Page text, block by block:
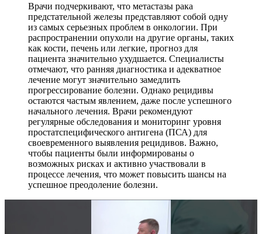
Врачи подчеркивают, что метастазы рака
предстательной железы представляют собой одну
из самых серьезных проблем в онкологии. При
распространении опухоли на другие органы, таких
как кости, печень или легкие, прогноз для
пациента значительно ухудшается. Специалисты
отмечают, что ранняя диагностика и адекватное
лечение могут значительно замедлить
прогрессирование болезни. Однако рецидивы
остаются частым явлением, даже после успешного
начального лечения. Врачи рекомендуют
регулярные обследования и мониторинг уровня
простатспецифического антигена (ПСА) для
своевременного выявления рецидивов. Важно,
чтобы пациенты были информированы о
возможных рисках и активно участвовали в
процессе лечения, что может повысить шансы на
успешное преодоление болезни.